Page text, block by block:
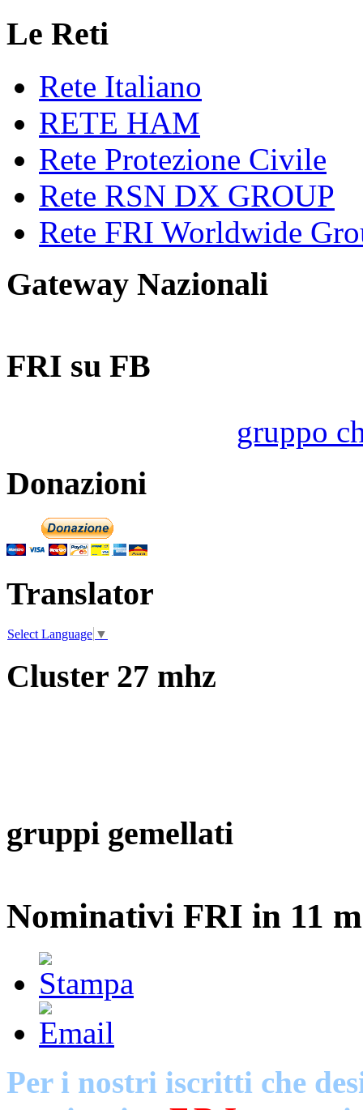
Le Reti
Rete Italiano
RETE HAM
Rete Protezione Civile
Rete RSN DX GROUP
Rete FRI Worldwide
Gateway Nazionali
FRI su FB
gruppo
Donazioni
Translator
Select Language ▼
Cluster 27 mhz
gruppi gemellati
Nominativi FRI in 11
Per i nostri iscritti che